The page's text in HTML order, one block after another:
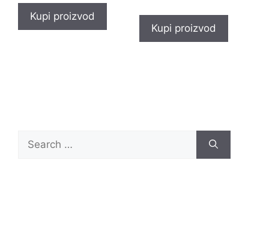
Kupi proizvod
Kupi proizvod